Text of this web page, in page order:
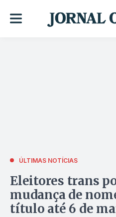
ÚLTIMAS NOTÍCIAS
Eleitores trans
mudança de
título até 6 de